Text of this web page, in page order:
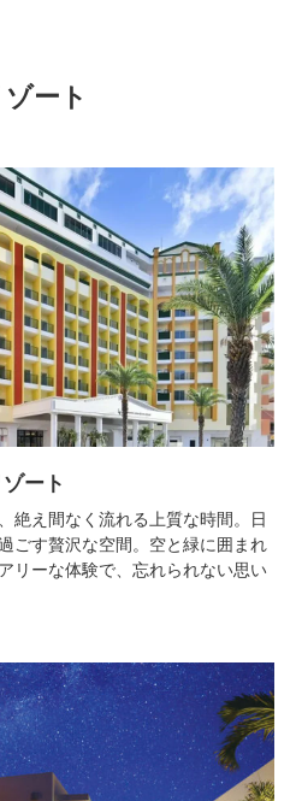
ート
ート
絶え間なく流れる上質な時間。日
ごす贅沢な空間。空と緑に囲まれ
リーな体験で、忘れられない思い